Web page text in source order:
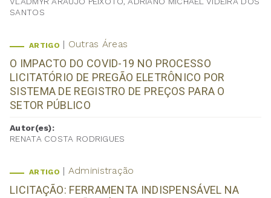
SANTOS
ARTIGO Outras Áreas
O IMPACTO DO COVID-19 NO PROCESSO
LICITATÓRIO DE PREGÃO ELETRÔNICO POR
SISTEMA DE REGISTRO DE PREÇOS PARA O
SETOR PÚBLICO
Autor(es):
RENATA COSTA RODRIGUES
ARTIGO Administração
LICITAÇÃO: FERRAMENTA INDISPENSÁVEL NA